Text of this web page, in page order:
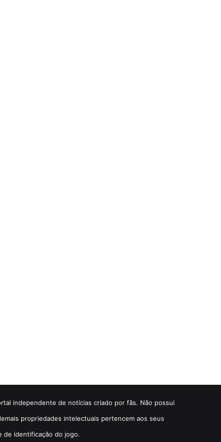
independente de notícias criado por fãs. Não possui
propriedades intelectuais pertencem aos seus
de identificação do jogo.